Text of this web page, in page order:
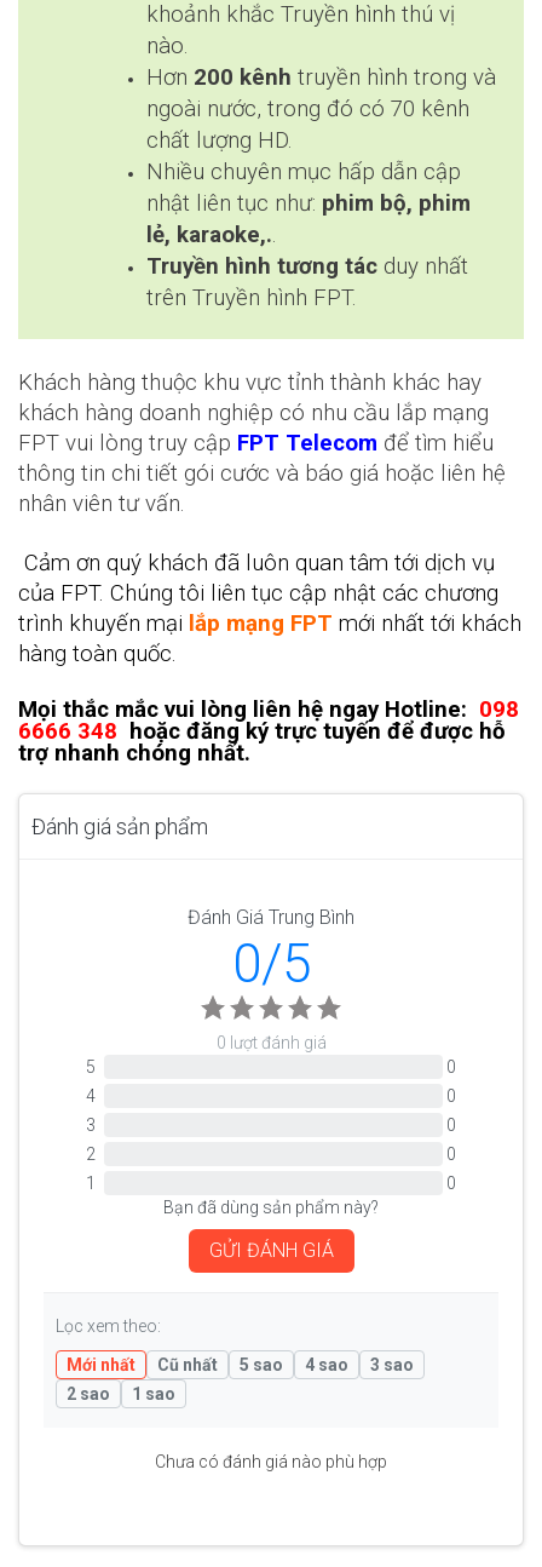
khoảnh khắc Truyền hình thú vị
nào.
Hơn 200 kênh truyền hình trong và
ngoài nước, trong đó có 70 kênh
chất lượng HD.
Nhiều chuyên mục hấp dẫn cập
nhật liên tục như: phim bộ, phim
lẻ, karaoke,..
Truyền hình tương tác duy nhất
trên Truyền hình FPT.
Khách hàng thuộc khu vực tỉnh thành khác hay
khách hàng doanh nghiệp có nhu cầu lắp mạng
FPT vui lòng truy cập FPT Telecom để tìm hiểu
thông tin chi tiết gói cước và báo giá hoặc liên hệ
nhân viên tư vấn.
Cảm ơn quý khách đã luôn quan tâm tới dịch vụ
của FPT. Chúng tôi liên tục cập nhật các chương
trình khuyến mại lắp mạng FPT mới nhất tới khách
hàng toàn quốc.
Mọi thắc mắc vui lòng liên hệ ngay Hotline: 098
6666 348
hoặc đăng ký trực tuyến để được hỗ
trợ nhanh chóng nhất.
Đánh giá sản phẩm
Đánh Giá Trung Bình
0/5
0 lượt đánh giá
5
0
4
0
3
0
2
0
1
0
Bạn đã dùng sản phẩm này?
GỬI ĐÁNH GIÁ
Lọc xem theo:
Mới nhất
Cũ nhất 5 sao 4 sao
3 sao
2 sao
1 sao
Chưa có đánh giá nào phù hợp